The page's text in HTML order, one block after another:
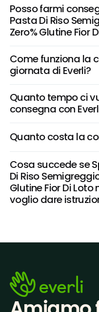
Posso farmi
Pasta Di Riso
Zero% Glutine Fior
Come funziona la
giornata di Everli?
Quanto tempo ci
consegna con
Quanto costa la
Cosa succede se
Di Riso
Glutine Fior Di
voglio dare